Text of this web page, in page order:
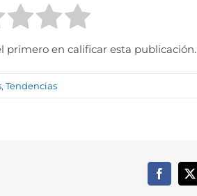
primero en calificar esta publicación.
, Tendencias
Facebook
X